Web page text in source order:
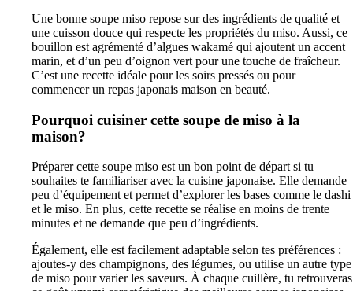
Une bonne soupe miso repose sur des ingrédients de qualité et
une cuisson douce qui respecte les propriétés du miso. Aussi, ce
bouillon est agrémenté d’algues wakamé qui ajoutent un accent
marin, et d’un peu d’oignon vert pour une touche de fraîcheur.
C’est une recette idéale pour les soirs pressés ou pour
commencer un repas japonais maison en beauté.
Pourquoi cuisiner cette soupe de miso à la
maison?
Préparer cette soupe miso est un bon point de départ si tu
souhaites te familiariser avec la cuisine japonaise. Elle demande
peu d’équipement et permet d’explorer les bases comme le dashi
et le miso. En plus, cette recette se réalise en moins de trente
minutes et ne demande que peu d’ingrédients.
Également, elle est facilement adaptable selon tes préférences :
ajoutes-y des champignons, des légumes, ou utilise un autre type
de miso pour varier les saveurs. À chaque cuillère, tu retrouveras